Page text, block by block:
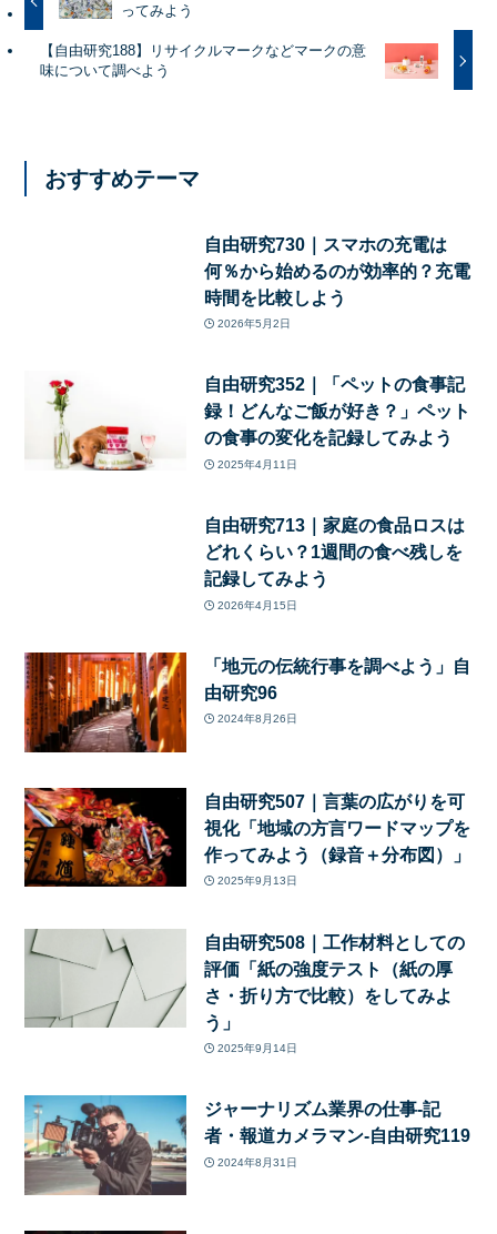
ってみよう
【自由研究188】リサイクルマークなどマークの意
味について調べよう
おすすめテーマ
自由研究730｜スマホの充電は
何％から始めるのが効率的？充電
時間を比較しよう
2026年5月2日
自由研究352｜「ペットの食事記
録！どんなご飯が好き？」ペット
の食事の変化を記録してみよう
2025年4月11日
自由研究713｜家庭の食品ロスは
どれくらい？1週間の食べ残しを
記録してみよう
2026年4月15日
「地元の伝統行事を調べよう」自
由研究96
2024年8月26日
自由研究507｜言葉の広がりを可
視化「地域の方言ワードマップを
作ってみよう（録音＋分布図）」
2025年9月13日
自由研究508｜工作材料としての
評価「紙の強度テスト（紙の厚
さ・折り方で比較）をしてみよ
う」
2025年9月14日
ジャーナリズム業界の仕事-記
者・報道カメラマン-自由研究119
2024年8月31日